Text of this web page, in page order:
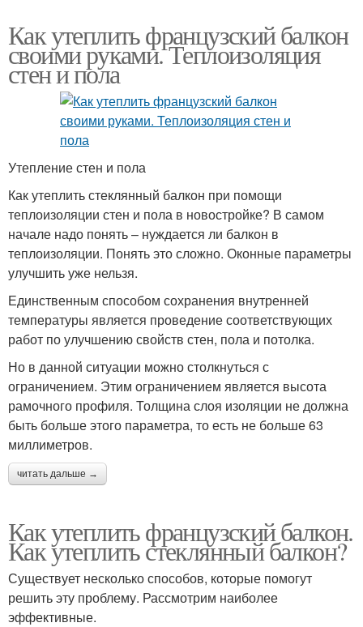
Как утеплить французский балкон
своими руками. Теплоизоляция
стен и пола
Утепление стен и пола
Как утеплить стеклянный балкон при помощи
теплоизоляции стен и пола в новостройке? В самом
начале надо понять – нуждается ли балкон в
теплоизоляции. Понять это сложно. Оконные параметры
улучшить уже нельзя.
Единственным способом сохранения внутренней
температуры является проведение соответствующих
работ по улучшению свойств стен, пола и потолка.
Но в данной ситуации можно столкнуться с
ограничением. Этим ограничением является высота
рамочного профиля. Толщина слоя изоляции не должна
быть больше этого параметра, то есть не больше 63
миллиметров.
читать дальше →
Как утеплить французский балкон.
Как утеплить стеклянный балкон?
Существует несколько способов, которые помогут
решить эту проблему. Рассмотрим наиболее
эффективные.